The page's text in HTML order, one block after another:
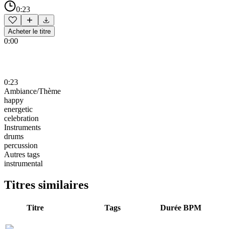
0:23
Acheter le titre
0:00
0:23
Ambiance/Thème
happy
energetic
celebration
Instruments
drums
percussion
Autres tags
instrumental
Titres similaires
Titre Tags Durée BPM